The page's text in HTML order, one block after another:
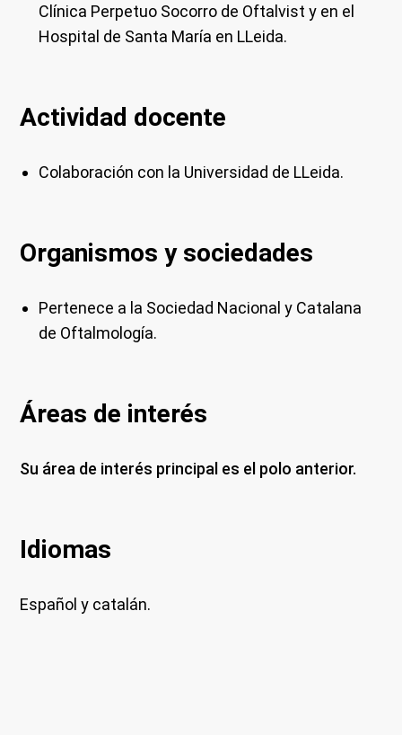
Clínica Perpetuo Socorro de Oftalvist y en el
Hospital de Santa María en LLeida.
Actividad docente
Colaboración con la Universidad de LLeida.
Organismos y sociedades
Pertenece a la Sociedad Nacional y Catalana
de Oftalmología.
Áreas de interés
Su área de interés principal es el polo anterior.
Idiomas
Español y catalán.